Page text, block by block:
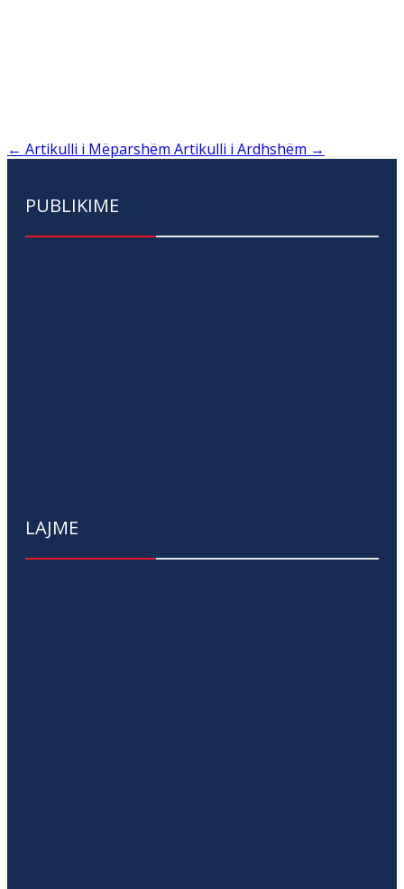
← Artikulli i Mëparshëm Artikulli i Ardhshëm →
PUBLIKIME
LAJME